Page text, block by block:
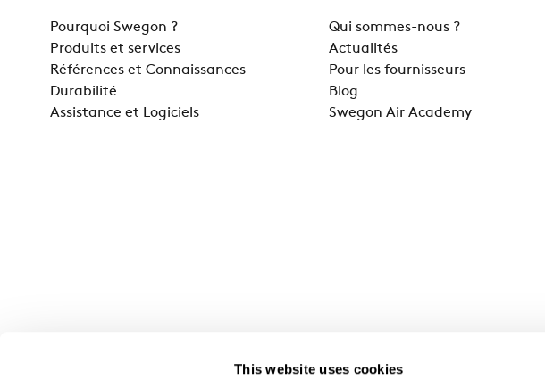
This website uses cookies
Pourquoi Swegon ?
Produits et services
Références et Connaissances
Durabilité
Assistance et Logiciels
Qui sommes-nous ?
Actualités
Pour les fournisseurs
Blog
Swegon Air Academy